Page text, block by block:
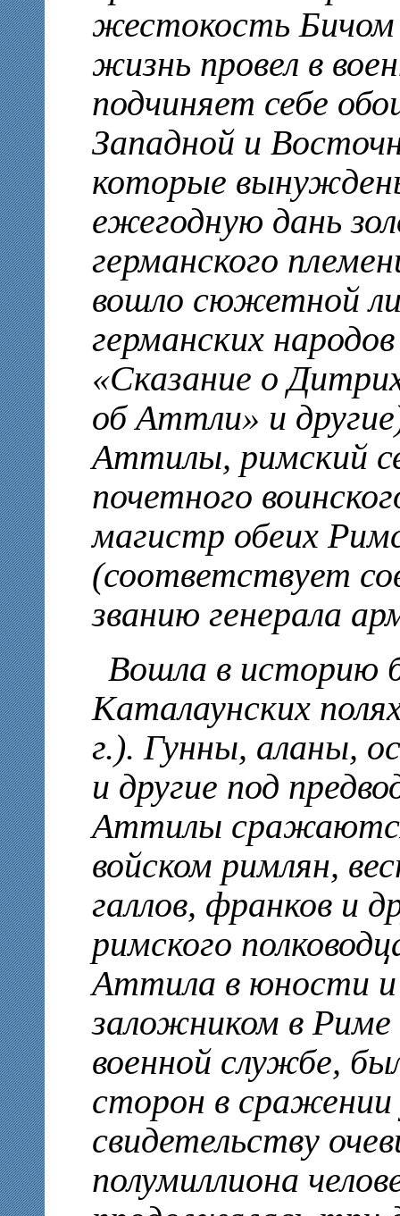
жестокость
жизнь провел в
подчиняет себе
Западной и
которые
ежегодную дань
германского
вошло сюжетной
германских
«Сказание о
об Аттли» и
Аттилы, римский
почетного
магистр обеих
(соответствует
званию генерала
Вошла в историю
Каталаунских
г.). Гунны, аланы,
и другие под
Аттилы
войском римлян,
галлов, франков и
римского
Аттила в юности и
заложником в Риме
военной службе,
сторон в сражении
свидетельству
полумиллиона